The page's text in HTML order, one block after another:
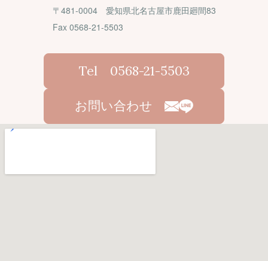
〒481-0004 愛知県北名古屋市鹿田廻間83
Fax 0568-21-5503
Tel 0568-21-5503
お問い合わせ